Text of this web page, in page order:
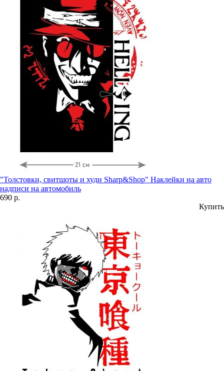
"Толстовки, свитшоты и худи Sharp&Shop" Наклейки на авто
надписи на автомобиль
690 р.
Купить